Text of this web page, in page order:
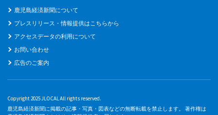
鹿児島経済新聞について
プレスリリース・情報提供はこちらから
アクセスデータの利用について
お問い合わせ
広告のご案内
Copyright 2025 JLOCAL All rights reserved.
鹿児島経済新聞に掲載の記事・写真・図表などの無断転載を禁止します。 著作権は